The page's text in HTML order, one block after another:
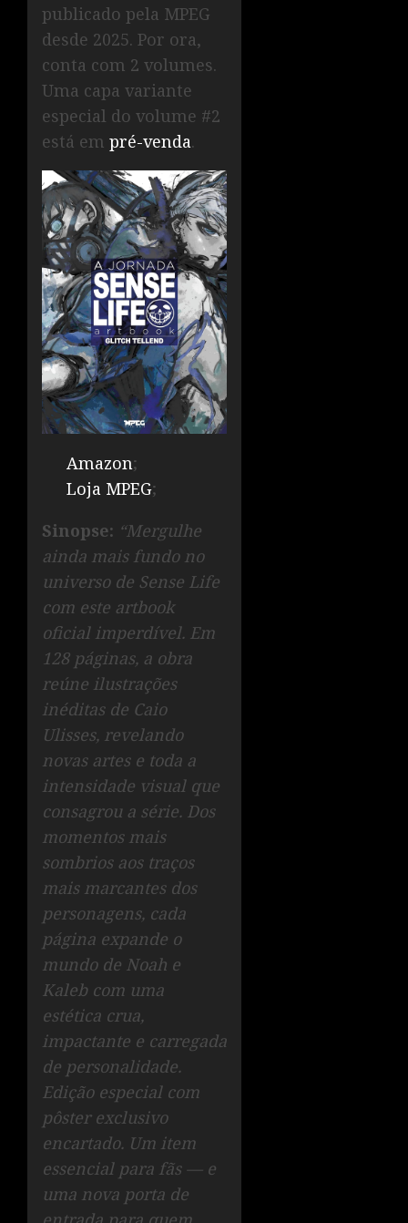
publicado pela MPEG
desde 2025. Por ora,
conta com 2 volumes.
Uma capa variante
especial do volume #2
está em pré-venda.
Amazon;
Loja MPEG;
Sinopse: “Mergulhe
ainda mais fundo no
universo de Sense Life
com este artbook
oficial imperdível. Em
128 páginas, a obra
reúne ilustrações
inéditas de Caio
Ulisses, revelando
novas artes e toda a
intensidade visual que
consagrou a série. Dos
momentos mais
sombrios aos traços
mais marcantes dos
personagens, cada
página expande o
mundo de Noah e
Kaleb com uma
estética crua,
impactante e carregada
de personalidade.
Edição especial com
pôster exclusivo
encartado. Um item
essencial para fãs — e
uma nova porta de